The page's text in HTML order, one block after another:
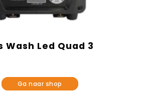
Wash Led Quad 3
Ga naar shop